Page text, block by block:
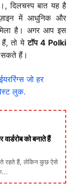
दिलचस्प बात यह है
में आधुनिक और
है। अगर आप इस
हैं, तो येटॉप 4 Polki
सकते हैं।
जो हर
लुक.
को बनाते हैं
रहते हैं, लेकिन कुछ ऐसे